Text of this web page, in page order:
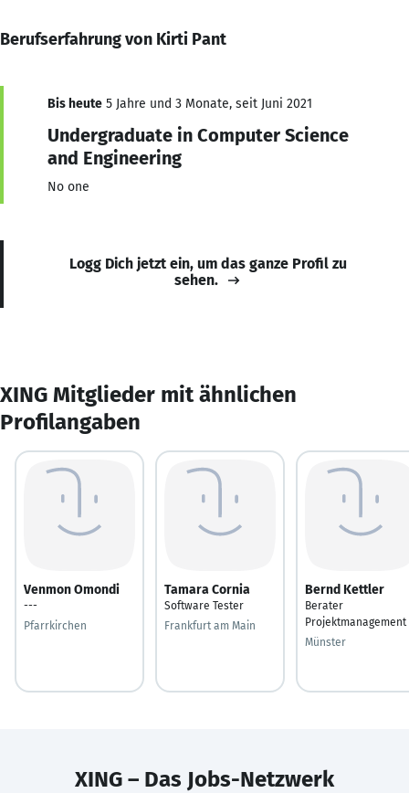
Berufserfahrung von Kirti Pant
Bis heute 5 Jahre und 3 Monate, seit Juni 2021
Undergraduate in Computer Science
and Engineering
No one
Logg Dich jetzt ein, um das ganze Profil zu
sehen.
XING Mitglieder mit ähnlichen
Profilangaben
Venmon Omondi
---
Pfarrkirchen
Tamara Cornia
Software Tester
Frankfurt am Main
Bernd Kettler
Berater
Projektmanagement
Münster
XING – Das Jobs-Netzwerk